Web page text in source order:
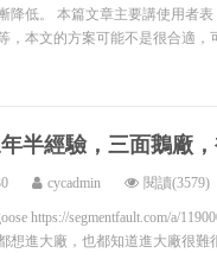
降低。 本篇文章主要講使用者
，本文的方案可能不是很合適，
半經驗，三面鵝廠
cycadmin 閱讀(3579)
https://segmentfault.com/a/
想進大廠，也都知道進大廠很難